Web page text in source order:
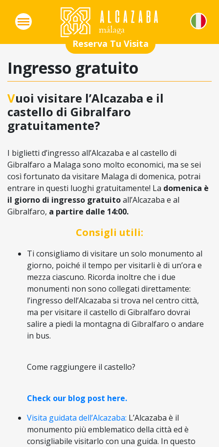
Reserva Tu Visita
Ingresso gratuito
Vuoi visitare l’Alcazaba e il
castello di Gibralfaro
gratuitamente?
I biglietti d’ingresso all’Alcazaba e al castello di
Gibralfaro a Malaga sono molto economici, ma se sei
così fortunato da visitare Malaga di domenica, potrai
entrare in questi luoghi gratuitamente! La domenica è
il giorno di ingresso gratuitoall’Alcazaba e al
Gibralfaro, a partire dalle 14:00.
Consigli utili:
Ti consigliamo di visitare un solo monumento al
giorno, poiché il tempo per visitarli è di un’ora e
mezza ciascuno. Ricorda inoltre che i due
monumenti non sono collegati direttamente:
l’ingresso dell’Alcazaba si trova nel centro città,
ma per visitare il castello di Gibralfaro dovrai
salire a piedi la montagna di Gibralfaro o andare
in bus.
Come raggiungere il castello?
Check our blog post here.
Visita guidata dell’Alcazaba: L’Alcazaba è il
monumento più emblematico della città ed è
consigliabile visitarlo con una guida. In questo